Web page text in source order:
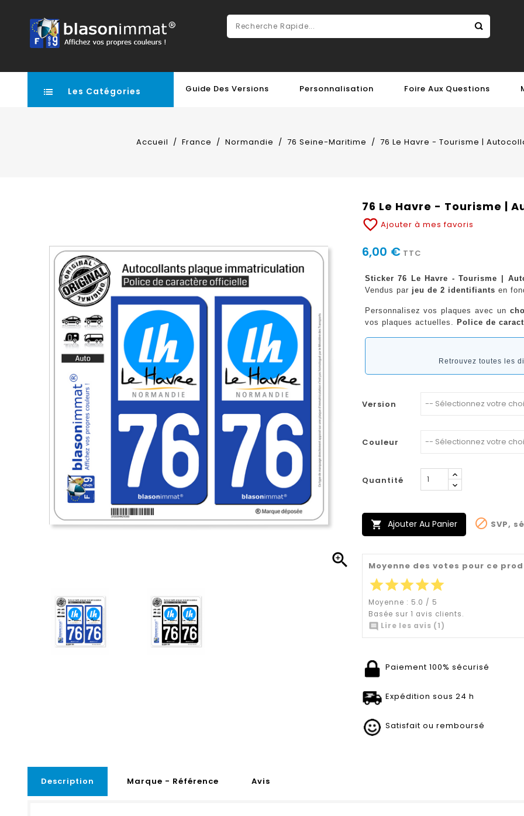
Les Catégories Guide Des Versions Personnalisation Foire Aux Questions
Accueil France Normandie 76 Seine-Maritime 76 Le Havre - Tourisme |

76 Le Havre - Tourisme |
favorite_border Ajouter à mes favoris
6,00 € TTC
Sticker 76 Le Havre - Tourisme |
Vendus par jeu de 2 identifiants en
Personnalisez vos plaques avec un
vos plaques actuelles.
Police de
Retrouvez toutes les
Version
Couleur
Quantité
 Ajouter Au Panier  SVP,
Moyenne des votes pour ce
starstarstarstarstar
Moyenne : 5.0 / 5
Basée sur 1 avis clients.
 Lire les avis (1)
Paiement 100% sécurisé
Expédition sous 24 h
Satisfait ou remboursé
Description Marque - Référence Avis